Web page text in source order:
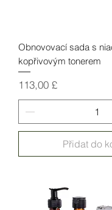
Obnovovací sada s
kopřivovým tonerem
Cena
113,00 £
Přidat do